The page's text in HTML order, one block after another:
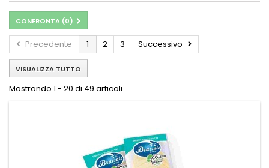
CONFRONTA (0)
Precedente 1 2 3 Successivo
VISUALIZZA TUTTO
Mostrando 1 - 20 di 49 articoli